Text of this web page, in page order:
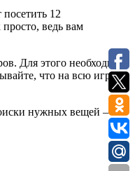
12
ведь вам
Для этого необходимо
что на всю игру
нужных вещей —